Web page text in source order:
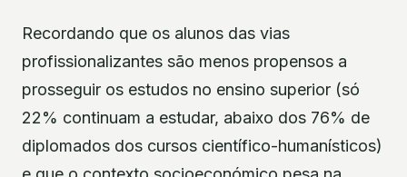
Recordando que os alunos das vias
profissionalizantes são menos propensos a
prosseguir os estudos no ensino superior (só
22% continuam a estudar, abaixo dos 76% de
diplomados dos cursos científico-humanísticos)